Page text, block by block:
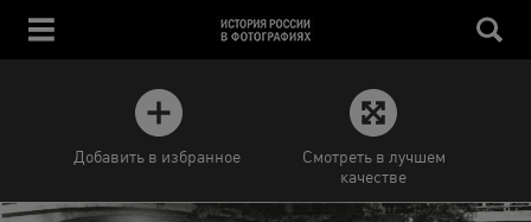
Добавить в избранное
Смотреть в лучшем
качестве